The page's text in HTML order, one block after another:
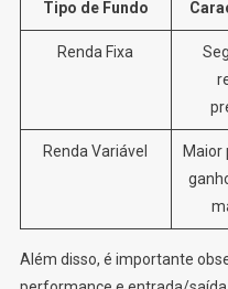
Tipo de Fundo
Renda Fixa
Renda Variável
Maior
Além disso, é importante